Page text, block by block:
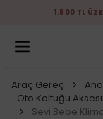
1.500 TL
Araç Gereç
Oto Koltuğu
Sevi Bebe